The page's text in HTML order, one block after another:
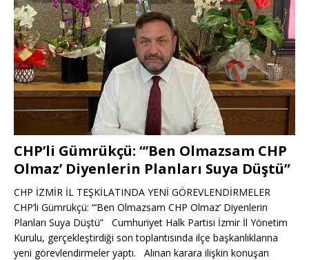
CHP’li Gümrükçü: “’Ben Olmazsam CHP
Olmaz’ Diyenlerin Planları Suya Düştü”
CHP İZMİR İL TEŞKİLATINDA YENİ GÖREVLENDİRMELER
CHP’li Gümrükçü: “’Ben Olmazsam CHP Olmaz’ Diyenlerin
Planları Suya Düştü” Cumhuriyet Halk Partisi İzmir İl Yönetim
Kurulu, gerçekleştirdiği son toplantısında ilçe başkanlıklarına
yeni görevlendirmeler yaptı. Alınan karara ilişkin konuşan